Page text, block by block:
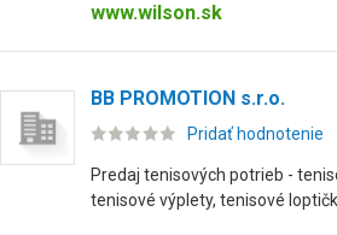
www.wilson.sk
BB PROMOTION s.r.o.
Pridať hodnotenie
Predaj tenisových potrieb -
tenisové výplety, tenisové